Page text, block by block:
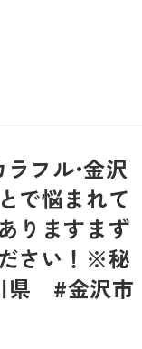
フル•金沢
で悩まれて
りますまず
さい！※秘
県 #金沢市